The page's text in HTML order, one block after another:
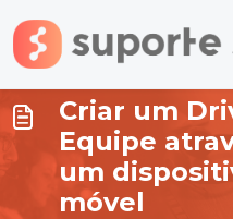
Ir para o conteúdo
Criar um
Equipe
um
móvel